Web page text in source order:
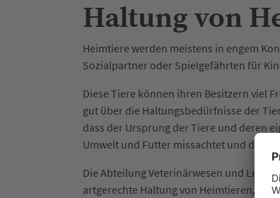
Haltung von
Heimtiere werden meistens in engem
Sozialpartner oder Spielgefährten für
Diese Tiere können ihren Besitzern viel
gut über die Haltungsbedürfnisse der
dass der Ursprung der Tiere und deren
Umwelt und Futter missachtet und die
Die Abteilung Veterinärwesen und
artgerechte Haltung von Heimtieren,